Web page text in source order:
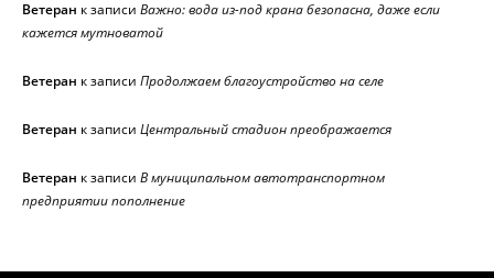
Ветеран к записи Важно: вода из-под крана безопасна, даже если
кажется мутноватой
Ветеран к записи Продолжаем благоустройство на селе
Ветеран к записи Центральный стадион преображается
Ветеран к записи В муниципальном автотранспортном
предприятии пополнение